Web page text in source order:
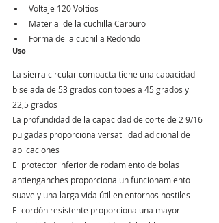
Voltaje 120 Voltios
Material de la cuchilla Carburo
Forma de la cuchilla Redondo
Uso
La sierra circular compacta tiene una capacidad
biselada de 53 grados con topes a 45 grados y
22,5 grados
La profundidad de la capacidad de corte de 2 9/16
pulgadas proporciona versatilidad adicional de
aplicaciones
El protector inferior de rodamiento de bolas
antienganches proporciona un funcionamiento
suave y una larga vida útil en entornos hostiles
El cordón resistente proporciona una mayor